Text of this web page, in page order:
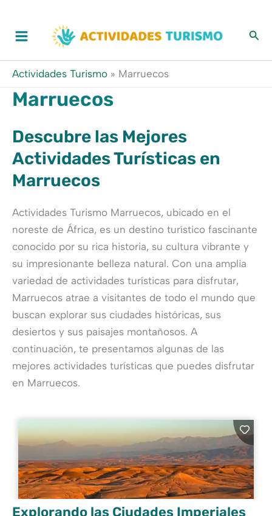
contenido
Actividades Turismo » Marruecos
Marruecos
Descubre las Mejores
Actividades Turísticas en
Marruecos
Actividades Turismo Marruecos, ubicado en el
noreste de África, es un destino turístico fascinante
conocido por su rica historia, su cultura vibrante y
su impresionante belleza natural. Con una amplia
variedad de actividades turísticas para disfrutar,
Marruecos atrae a visitantes de todo el mundo que
buscan explorar sus ciudades históricas, sus
desiertos y sus paisajes montañosos. A
continuación, te presentamos algunas de las
mejores actividades turísticas que puedes disfrutar
en Marruecos.
Explorando las Ciudades Imperiales